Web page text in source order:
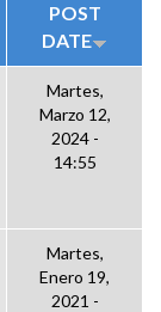
POST
DATE
Martes,
Marzo 12,
2024 -
14:55
Martes,
Enero 19,
2021 -